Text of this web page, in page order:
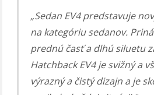
„Sedan EV4 predstavuje
na kategóriu sedanov.
prednú časť a dlhú siluetu
Hatchback EV4 je svižný a
výrazný a čistý dizajn a je